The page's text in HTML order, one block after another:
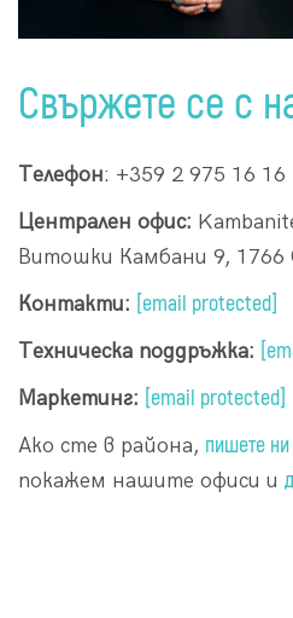
Свържете се с
Телефон: +359 2 975 16 16
Централен офис:
Витошки Камбани 9, 1766
Контакти: [email protected]
Техническа поддръжка:
Маркетинг: [email protected]
Ако сте в района, пишете ни
покажем нашите офиси и